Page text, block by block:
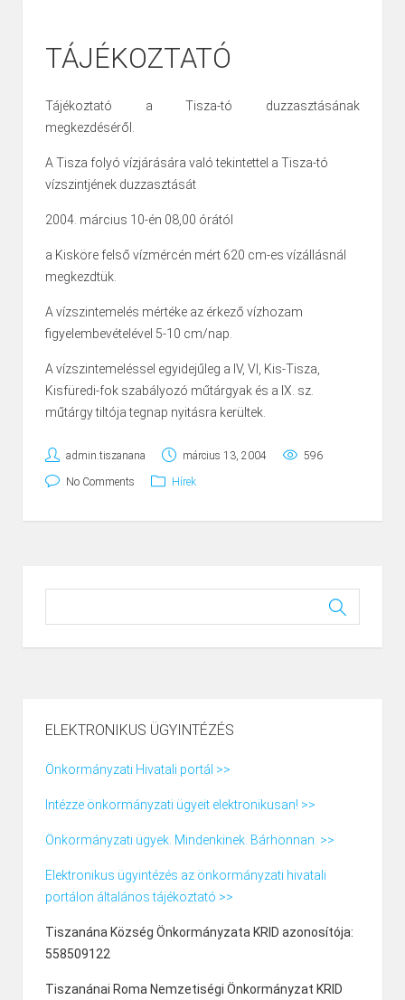
TÁJÉKOZTATÓ
Tájékoztató a Tisza-tó duzzasztásának
megkezdéséről.
A Tisza folyó vízjárására való tekintettel a Tisza-tó
vízszintjének duzzasztását
2004. március 10-én 08,00 órától
a Kisköre felső vízmércén mért 620 cm-es vízállásnál
megkezdtük.
A vízszintemelés mértéke az érkező vízhozam
figyelembevételével 5-10 cm/nap.
A vízszintemeléssel egyidejűleg a IV, VI, Kis-Tisza,
Kisfüredi-fok szabályozó műtárgyak és a IX. sz.
műtárgy tiltója tegnap nyitásra kerültek.
admin.tiszanana március 13, 2004 596
No Comments Hírek
ELEKTRONIKUS ÜGYINTÉZÉS
Önkormányzati Hivatali portál >>
Intézze önkormányzati ügyeit elektronikusan! >>
Önkormányzati ügyek. Mindenkinek. Bárhonnan. >>
Elektronikus ügyintézés az önkormányzati hivatali
portálon általános tájékoztató >>
Tiszanána Község Önkormányzata KRID azonosítója:
558509122
Tiszanánai Roma Nemzetiségi Önkormányzat KRID